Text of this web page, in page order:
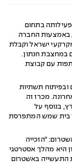
בתחום
באמצעות החברה
ישראל וקבלת
מחצבה בשטח של כ-744 דונם במחצבת חנתון.
עם קבוצת
ובפיתוח תשתיות
מכרז זה
בנוסף על
בית שמש המתפרסת
"הזכייה
היא מהלך אסטרטגי
התעשייה באשטרום